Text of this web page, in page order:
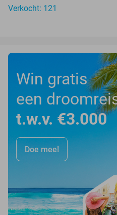
Verkocht: 121
Win gratis
een
t.w.v. €3.000
Doe mee!